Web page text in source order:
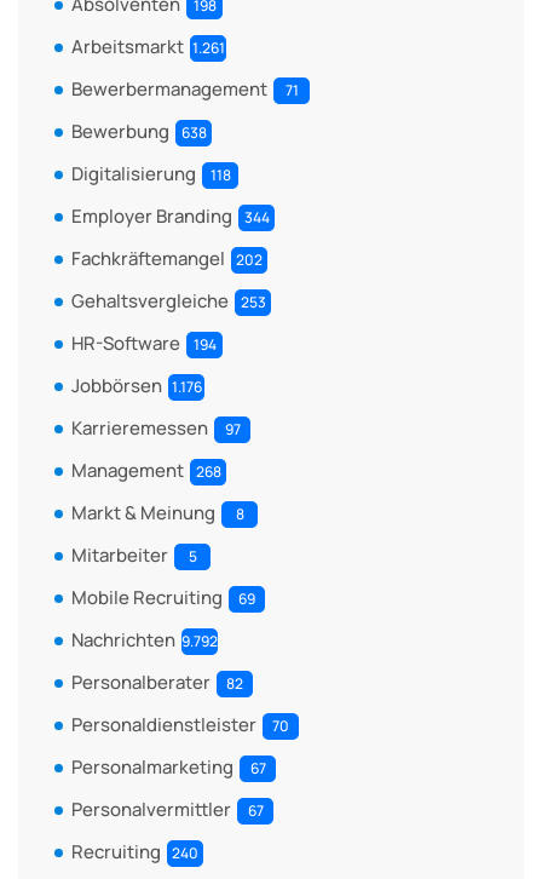
198
Arbeitsmarkt 1.261
Bewerbermanagement 71
Bewerbung 638
Digitalisierung 118
Employer Branding 344
Fachkräftemangel 202
Gehaltsvergleiche 253
HR-Software 194
Jobbörsen 1.176
Karrieremessen 97
Management 268
Markt & Meinung 8
Mitarbeiter 5
Mobile Recruiting 69
Nachrichten 9.792
Personalberater 82
Personaldienstleister 70
Personalmarketing 67
Personalvermittler 67
Recruiting 240